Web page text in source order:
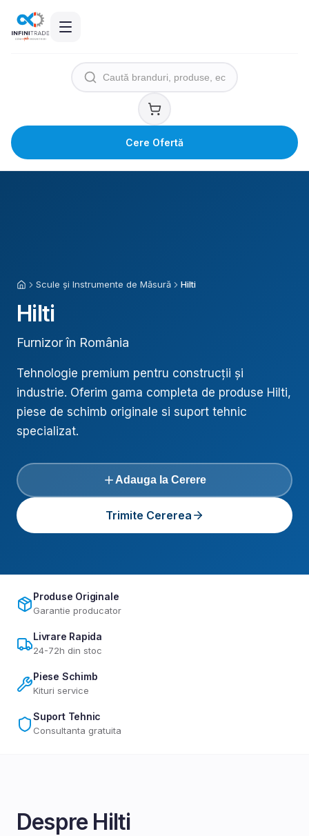
Cere Ofertă
AcasăScule și Instrumente de Măsură Hilti
Hilti
Furnizor în România
Tehnologie premium pentru construcții și
industrie. Oferim gama completa de produse Hilti,
piese de schimb originale si suport tehnic
specializat.
Adauga la Cerere
Trimite Cererea
Produse Originale
Garantie producator
Livrare Rapida
24-72h din stoc
Piese Schimb
Kituri service
Suport Tehnic
Consultanta gratuita
Despre Hilti